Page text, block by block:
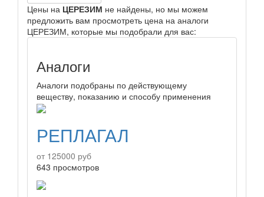
Цены на ЦЕРЕЗИМ не найдены, но мы можем
предложить вам просмотреть цена на аналоги
ЦЕРЕЗИМ, которые мы подобрали для вас:
Аналоги
Аналоги подобраны по действующему
веществу, показанию и способу применения
РЕПЛАГАЛ
от 125000 руб
643 просмотров